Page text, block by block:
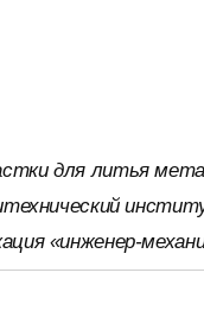
для литья
«инженер-